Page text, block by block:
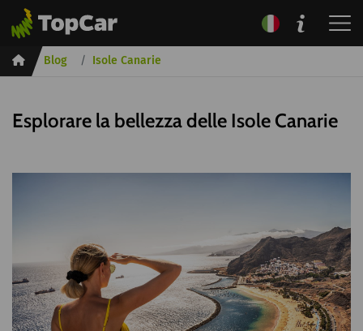
InicioBlog Isole Canarie
Esplorare la bellezza delle Isole Canarie